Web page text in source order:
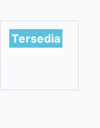
Tersedia